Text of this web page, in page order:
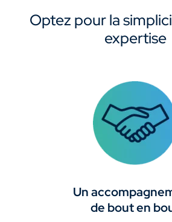
Optez pour la
expertise
Un
de bout en